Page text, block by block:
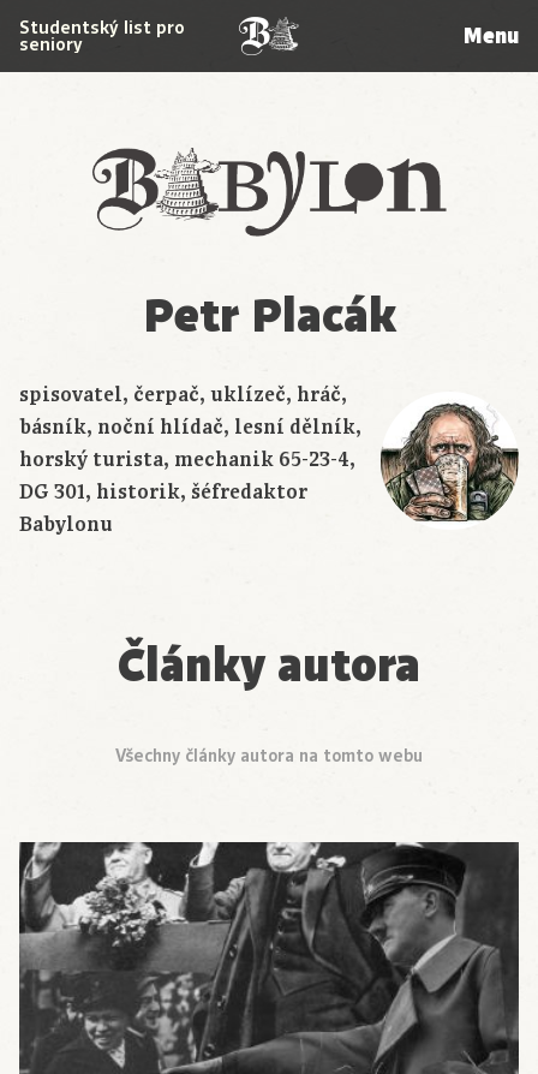
Babylon
Studentský list pro
seniory Menu
Petr Placák
spisovatel, čerpač, uklízeč, hráč,
básník, noční hlídač, lesní dělník,
horský turista, mechanik 65-23-4,
DG 301, historik, šéfredaktor
Babylonu
Články autora
Všechny články autora na tomto webu